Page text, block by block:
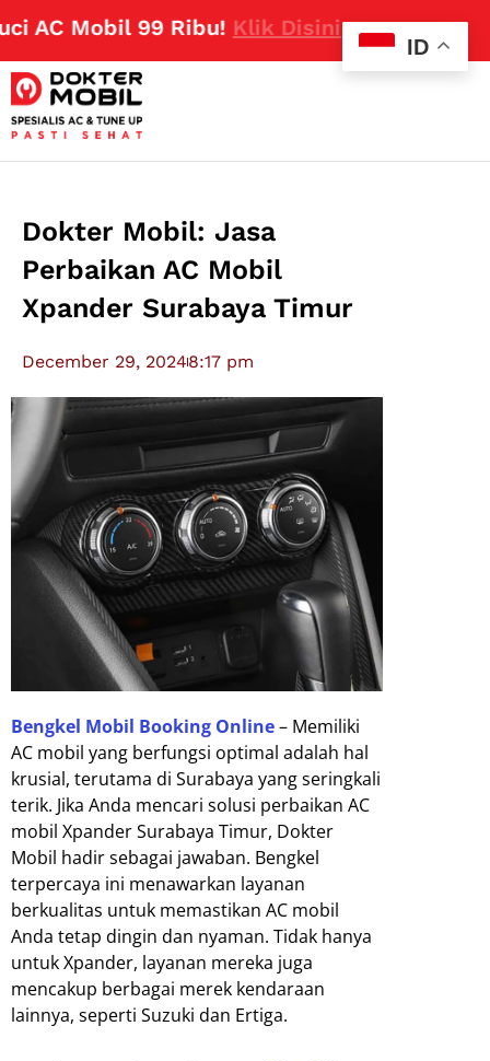
Mobil 99 Ribu!Klik Disini
Dokter Mobil: Jasa
Perbaikan AC Mobil
Xpander Surabaya Timur
December 29, 20248:17 pm
Bengkel Mobil Booking Online– Memiliki
AC mobil yang berfungsi optimal adalah hal
krusial, terutama di Surabaya yang seringkali
terik. Jika Anda mencari solusi perbaikan AC
mobil Xpander Surabaya Timur, Dokter
Mobil hadir sebagai jawaban. Bengkel
terpercaya ini menawarkan layanan
berkualitas untuk memastikan AC mobil
Anda tetap dingin dan nyaman. Tidak hanya
untuk Xpander, layanan mereka juga
mencakup berbagai merek kendaraan
lainnya, seperti Suzuki dan Ertiga.
ID